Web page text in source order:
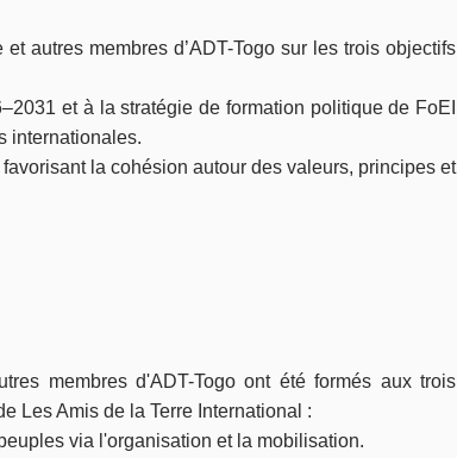
autres membres d’ADT-Togo sur les trois objectifs
et à la stratégie de formation politique de FoEI
internationales.
la cohésion autour des valeurs, principes et
membres d'ADT-Togo ont été formés aux trois
Les Amis de la Terre International :
via l'organisation et la mobilisation.